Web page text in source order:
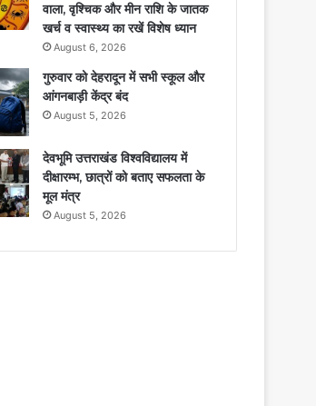
वाला, वृश्चिक और मीन राशि के जातक
खर्च व स्वास्थ्य का रखें विशेष ध्यान
August 6, 2026
गुरुवार को देहरादून में सभी स्कूल और
आंगनबाड़ी केंद्र बंद
August 5, 2026
देवभूमि उत्तराखंड विश्वविद्यालय में
दीक्षारम्भ, छात्रों को बताए सफलता के
मूल मंत्र
August 5, 2026